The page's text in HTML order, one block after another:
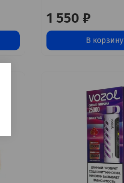
1 550 ₽
В корзину